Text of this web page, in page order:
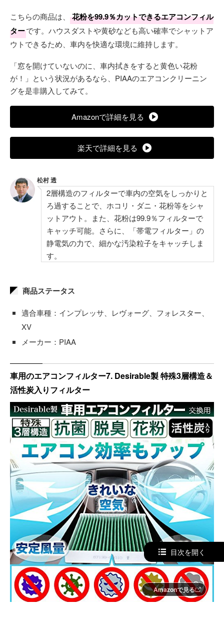
こちらの商品は、
花粉を99.9％カットできるエアコンフィル
ターです。ハウスダストや黄砂なども高い確率でシャットア
ウトできるため、車内を快適な環境に維持します。
「窓を開けていないのに、車内拭きをすると黄色い花粉
が！」という状況があるなら、PIAAのエアコンクリーニン
グを是非購入してみて。
Amazonで詳細を見る
楽天で詳細を見る
松村 透
2層構造のフィルターで車内の空気をしっかりと
ろ過することで、ホコリ・ダニ・花粉等をシャ
ットアウト。また、花粉は99.9％フィルターで
キャッチ可能。さらに、「帯電フィルター」の
静電気の力で、細かな汚染粒子をキャッチしま
す。
商品ステータス
適合車種：インプレッサ、レヴォーグ、フォレスター、
XV
メーカー：PIAA
車用のエアコンフィルター7. Desirable製 特殊3層構造＆
活性炭入りフィルター
Amazonで見る
目次を開く